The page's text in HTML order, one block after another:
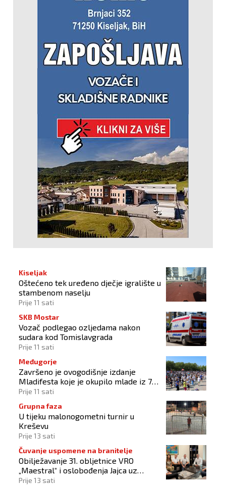
Kiseljak
Oštećeno tek uređeno dječje igralište u
stambenom naselju
Prije 11 sati
SKB Mostar
Vozač podlegao ozljedama nakon
sudara kod Tomislavgrada
Prije 11 sati
Međugorje
Završeno je ovogodišnje izdanje
Mladifesta koje je okupilo mlade iz 73
zemlje svijeta
Prije 11 sati
Grupna faza
U tijeku malonogometni turnir u
Kreševu
Prije 13 sati
Čuvanje uspomene na branitelje
Obilježavanje 31. obljetnice VRO
„Maestral“ i oslobođenja Jajca uz
pokroviteljstvo HNS-a BiH
Prije 13 sati